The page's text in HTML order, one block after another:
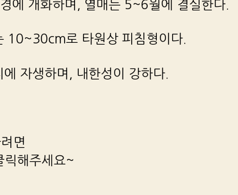
에 개화하며, 열매는 5~6월에 결실한다.
10~30cm로 타원상 피침형이다.
자생하며, 내한성이 강하다.
면
릭해주세요~